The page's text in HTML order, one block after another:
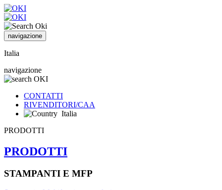
navigazione
Italia
navigazione
CONTATTI
RIVENDITORI/CAA
Italia
PRODOTTI
PRODOTTI
STAMPANTI E MFP